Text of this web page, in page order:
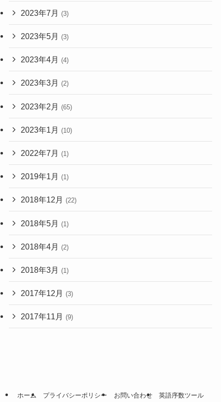
2023年7月 (3)
2023年5月 (3)
2023年4月 (4)
2023年3月 (2)
2023年2月 (65)
2023年1月 (10)
2022年7月 (1)
2019年1月 (1)
2018年12月 (22)
2018年5月 (1)
2018年4月 (2)
2018年3月 (1)
2017年12月 (3)
2017年11月 (9)
ホーム プライバシーポリシー お問い合わせ 英語序数ツール